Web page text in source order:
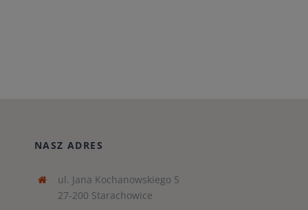
NASZ ADRES
ul. Jana Kochanowskiego 5
27-200 Starachowice